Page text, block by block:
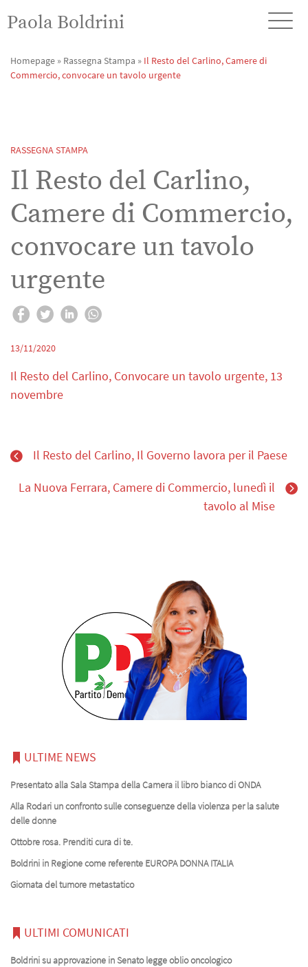
Paola Boldrini
Homepage » Rassegna Stampa » Il Resto del Carlino, Camere di
Commercio, convocare un tavolo urgente
RASSEGNA STAMPA
Il Resto del Carlino,
Camere di Commercio,
convocare un tavolo
urgente
13/11/2020
Il Resto del Carlino, Convocare un tavolo urgente, 13
novembre
Il Resto del Carlino, Il Governo lavora per il Paese
La Nuova Ferrara, Camere di Commercio, lunedì il
tavolo al Mise
ULTIME NEWS
Presentato alla Sala Stampa della Camera il libro bianco di ONDA
Alla Rodari un confronto sulle conseguenze della violenza per la salute
delle donne
Ottobre rosa. Prenditi cura di te.
Boldrini in Regione come referente EUROPA DONNA ITALIA
Giornata del tumore metastatico
ULTIMI COMUNICATI
Boldrini su approvazione in Senato legge oblio oncologico